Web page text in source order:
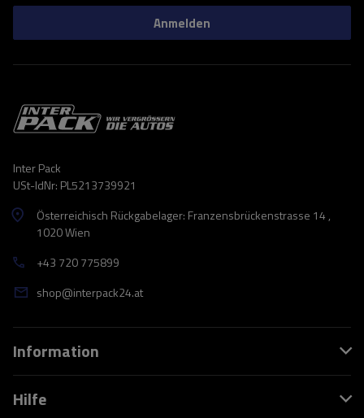
Anmelden
Inter Pack
USt-IdNr: PL5213739921
Österreichisch Rückgabelager: Franzensbrückenstrasse 14 ,
1020 Wien
+43 720 775899
shop@interpack24.at
Information
Hilfe